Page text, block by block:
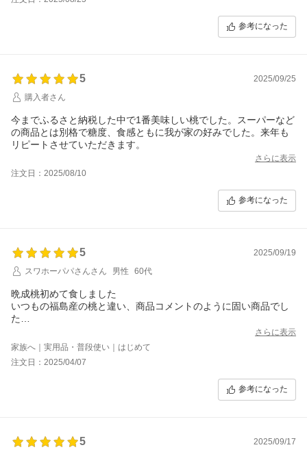
参考になった
5
2025/09/25
購入者さん
今までふるさと納税した中で1番美味しい桃でした。スーパーなど
の商品とは別格で糖度、食感ともに我が家の好みでした。来年も
リピートさせていただきます。
さらに表示
注文日：2025/08/10
参考になった
5
2025/09/19
スワホーパパさんさん
男性 60代
晩成桃初めて食しました
いつもの福島産の桃と違い、商品コメントのように固い商品でし
た
さらに表示
家族へ｜実用品・普段使い｜はじめて
注文日：2025/04/07
参考になった
5
2025/09/17